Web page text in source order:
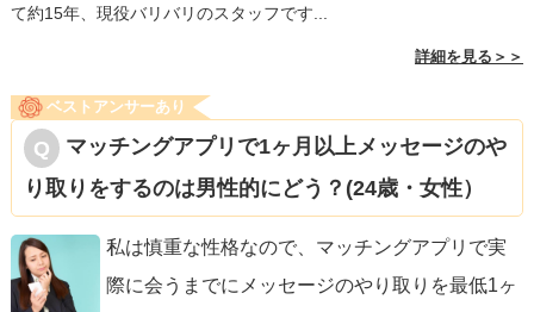
て約15年、現役バリバリのスタッフです...
詳細を見る＞＞
ベストアンサーあり
マッチングアプリで1ヶ月以上メッセージのや
り取りをするのは男性的にどう？(24歳・女性）
私は慎重な性格なので、マッチングアプリで実
際に会うまでにメッセージのやり取りを最低1ヶ